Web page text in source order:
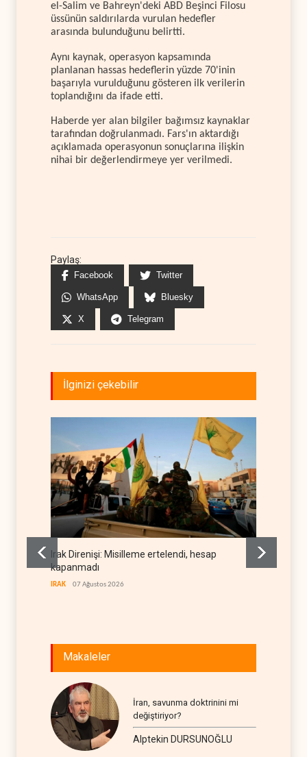
el-Salim ve Bahreyn'deki ABD Beşinci Filosu
üssünün saldırılarda vurulan hedefler
arasında bulunduğunu belirtti.
Aynı kaynak, operasyon kapsamında
planlanan hassas hedeflerin yüzde 70'inin
başarıyla vurulduğunu gösteren ilk verilerin
toplandığını da ifade etti.
Haberde yer alan bilgiler bağımsız kaynaklar
tarafından doğrulanmadı. Fars'ın aktardığı
açıklamada operasyonun sonuçlarına ilişkin
nihai bir değerlendirmeye yer verilmedi.
Paylaş:
Facebook Twitter
WhatsApp Bluesky
X Telegram
İlginizi çekebilir
Irak Direnişi: Misilleme ertelendi, hesap
kapanmadı
IRAK 07 Ağustos 2026
Makaleler
İran, savunma doktrinini mi
değiştiriyor?
Alptekin DURSUNOĞLU